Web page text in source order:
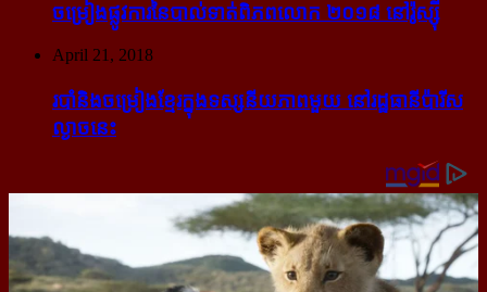
ចម្រៀង​ផ្លូវការ​នៃ​បាល់ទាត់​ពិភពលោក ២០១៨ នៅ​រ៉ូស្ស៊ី
April 21, 2018
របាំ​និង​ចម្រៀង​ខ្មែរ​ក្នុង​ទស្សនីយភាព​មួយ នៅ​រដ្ឋធានី​ប៉ារីស​
ល្ងាច​នេះ